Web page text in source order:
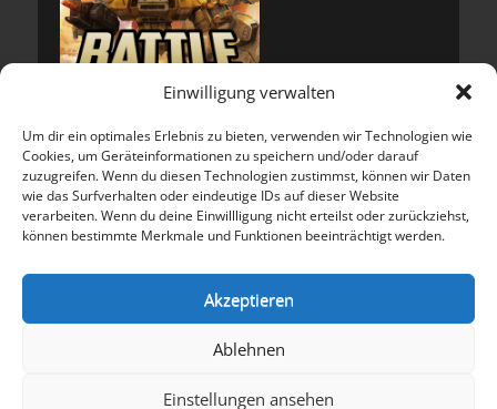
Einwilligung verwalten
Um dir ein optimales Erlebnis zu bieten, verwenden wir Technologien wie
Cookies, um Geräteinformationen zu speichern und/oder darauf
zuzugreifen. Wenn du diesen Technologien zustimmst, können wir Daten
wie das Surfverhalten oder eindeutige IDs auf dieser Website
verarbeiten. Wenn du deine Einwillligung nicht erteilst oder zurückziehst,
können bestimmte Merkmale und Funktionen beeinträchtigt werden.
Akzeptieren
Ablehnen
Einstellungen ansehen